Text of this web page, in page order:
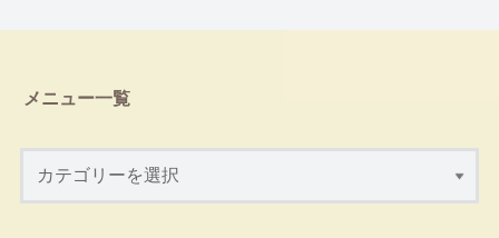
メニュー一覧